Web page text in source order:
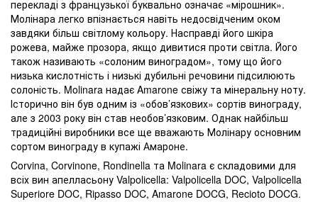
перекладі з французької буквально означає «мірошник».
Молінара легко впізнається навіть недосвідченим оком
завдяки більш світлому кольору. Насправді його шкіра
рожева, майже прозора, якщо дивитися проти світла. Його
також називають «солоним виноградом», тому що його
низька кислотність і низькі дубильні речовини підсилюють
солоність. Molinara надає Amarone свіжу та мінеральну ноту.
Історично він був одним із «обов’язкових» сортів винограду,
але з 2003 року він став необов’язковим. Однак найбільш
традиційні виробники все ще вважають Молінару основним
сортом винограду в купажі Амароне.
Corvina, Corvinone, Rondinella та Molinara є складовими для
всіх вин апелласьону Valpolicella: Valpolicella DOC, Valpolicella
Superiore DOC, Ripasso DOC, Amarone DOCG, Recioto DOCG.